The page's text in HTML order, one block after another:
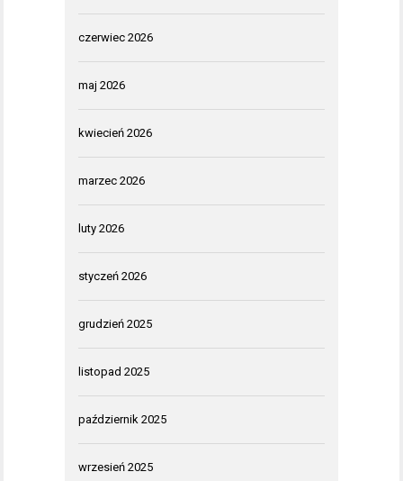
czerwiec 2026
maj 2026
kwiecień 2026
marzec 2026
luty 2026
styczeń 2026
grudzień 2025
listopad 2025
październik 2025
wrzesień 2025